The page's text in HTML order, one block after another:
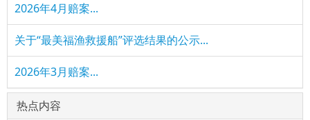
2026年4月赔案...
关于“最美福渔救援船”评选结果的公示...
2026年3月赔案...
热点内容